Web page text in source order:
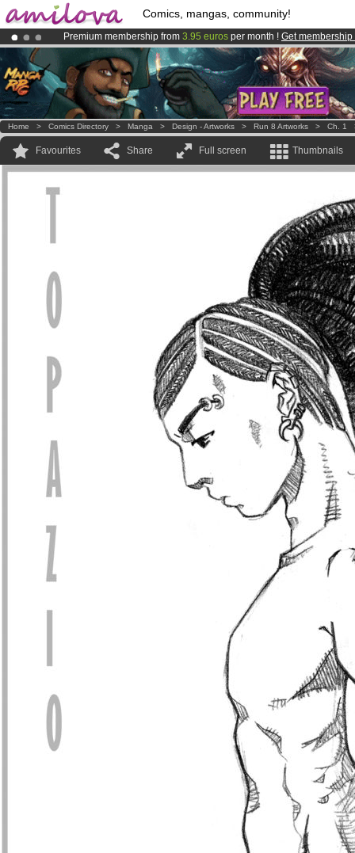
Comics, mangas, community!
Premium membership from 3.95 euros per month ! Get membership
AmilovaKickstarter is now LIVE!.
Already 134393 membersand 1208 comics & mangas!.
Home > Comics Directory > Manga > Design - Artworks > Run 8 Artworks > Ch. 1
Favourites Share Full screen Thumbnails